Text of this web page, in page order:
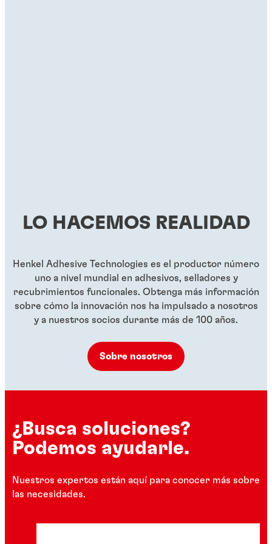
LO HACEMOS REALIDAD
Henkel Adhesive Technologies es el productor número
uno a nivel mundial en adhesivos, selladores y
recubrimientos funcionales. Obtenga más información
sobre cómo la innovación nos ha impulsado a nosotros
y a nuestros socios durante más de 100 años.
Sobre nosotros
¿Busca soluciones?
Podemos ayudarle.
Nuestros expertos están aquí para conocer más sobre
las necesidades.